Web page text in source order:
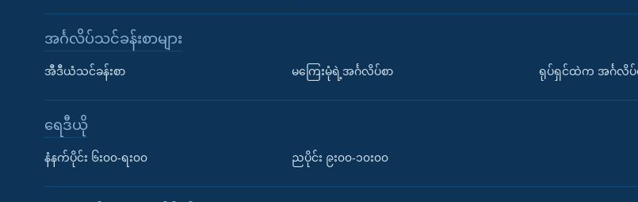
အင်္ဂလိပ်သင်ခန်းစာများ
အီဒီယံသင်ခန်းစာ မကြေးမုံရဲ့အင်္ဂလိပ်စာ ရုပ်ရှင်ထဲက အင်္ဂလိပ်
ရေဒီယို
နံနက်ပိုင်း ၆း၀၀-ရး၀၀ ညပိုင်း ၉း၀၀-၁၀း၀၀